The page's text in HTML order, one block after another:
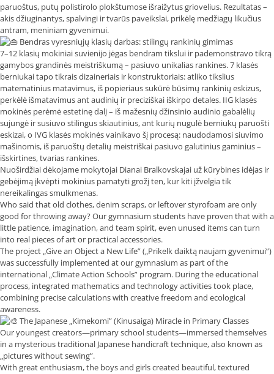
paruoštus, putų polistirolo plokštumose išraižytus griovelius. Rezultatas –
akis džiuginantys, spalvingi ir tvarūs paveikslai, prikėlę medžiagų likučius
antram, meniniam gyvenimui.
Bendras vyresniųjų klasių darbas: stilingų rankinių gimimas
7–12 klasių mokiniai suvienijo jėgas bendram tikslui ir pademonstravo tikrą
gamybos grandinės meistriškumą – pasiuvo unikalias rankines. 7 klasės
berniukai tapo tikrais dizaineriais ir konstruktoriais: atliko tikslius
matematinius matavimus, iš popieriaus sukūrė būsimų rankinių eskizus,
perkėlė išmatavimus ant audinių ir preciziškai iškirpo detales. IIG klasės
mokinės perėmė estetinę dalį – iš mažesnių džinsinio audinio gabalėlių
sujungė ir susiuvo stilingus skiautinius, ant kurių nugulė berniukų paruošti
eskizai, o IVG klasės mokinės vainikavo šį procesą: naudodamosi siuvimo
mašinomis, iš paruoštų detalių meistriškai pasiuvo galutinius gaminius –
išskirtines, tvarias rankines.
Nuoširdžiai dėkojame mokytojai Dianai Bralkovskajai už kūrybines idėjas ir
gebėjimą įkvėpti mokinius pamatyti grožį ten, kur kiti įžvelgia tik
nereikalingas smulkmenas.
Who said that old clothes, denim scraps, or leftover styrofoam are only
good for throwing away? Our gymnasium students have proven that with a
little patience, imagination, and team spirit, even unused items can turn
into real pieces of art or practical accessories.
The project „Give an Object a New Life” („Prikelk daiktą naujam gyvenimui”)
was successfully implemented at our gymnasium as part of the
international „Climate Action Schools” program. During the educational
process, integrated mathematics and technology activities took place,
combining precise calculations with creative freedom and ecological
awareness.
The Japanese „Kimekomi” (Kinusaiga) Miracle in Primary Classes
Our youngest creators—primary school students—immersed themselves
in a mysterious traditional Japanese handicraft technique, also known as
„pictures without sewing”.
With great enthusiasm, the boys and girls created beautiful, textured